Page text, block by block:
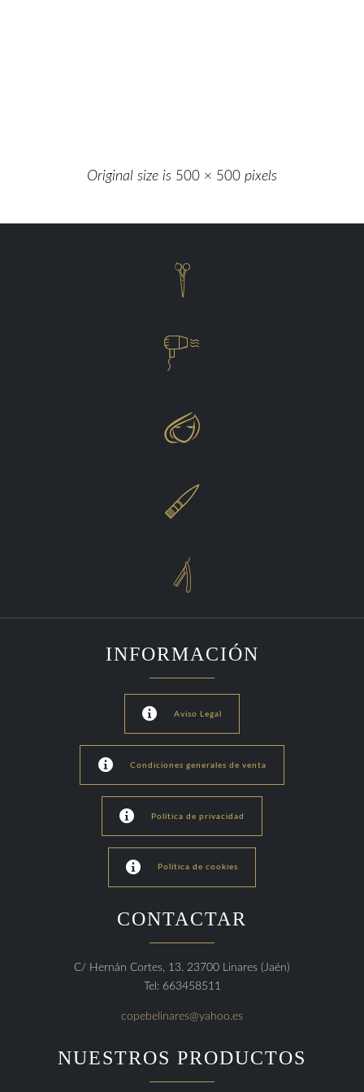
Original size is 500 × 500 pixels





INFORMACIÓN
 Aviso Legal
 Condiciones generales de venta
 Política de privacidad
 Política de cookies
CONTACTAR
C/ Hernán Cortes, 13. 23700 Linares (Jaén)
Tel: 663458511
copebelinares@yahoo.es
NUESTROS PRODUCTOS